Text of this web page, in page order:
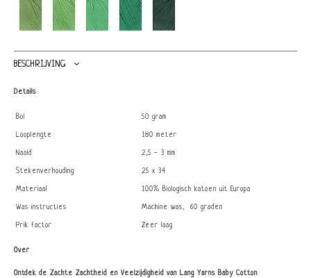
BESCHRIJVING
Details
Bol 50 gram
Looplengte 180 meter
Naald 2,5 - 3 mm
Stekenverhouding 25 x 34
Materiaal 100% Biologisch katoen uit Europa
Was instructies Machine was, 60 graden
Prik factor Zeer laag
Over
Ontdek de Zachte Zachtheid en Veelzijdigheid van Lang Yarns Baby Cotton